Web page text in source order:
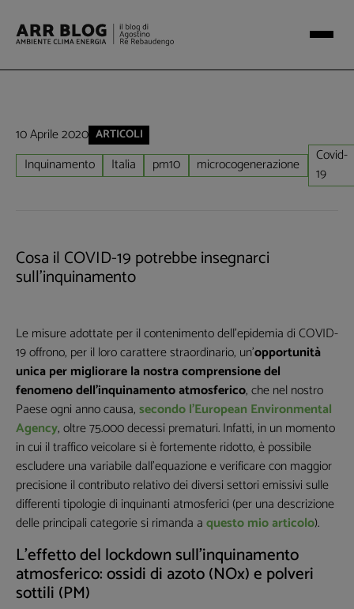
10 Aprile 2020 ARTICOLI
Inquinamento Italia pm10 microcogenerazione
Covid-
19
Cosa il COVID-19 potrebbe insegnarci
sull’inquinamento
Le misure adottate per il contenimento dell’epidemia di COVID-
19 offrono, per il loro carattere straordinario, un’opportunità
unica per migliorare la nostra comprensione del
fenomeno dell’inquinamento atmosferico, che nel nostro
Paese ogni anno causa,secondo l’European Environmental
Agency, oltre 75.000 decessi prematuri. Infatti, in un momento
in cui il traffico veicolare si è fortemente ridotto, è possibile
escludere una variabile dall'equazione e verificare con maggior
precisione il contributo relativo dei diversi settori emissivi sulle
differenti tipologie di inquinanti atmosferici (per una descrizione
delle principali categorie si rimanda aquesto mio articolo).
L’effetto del lockdown sull’inquinamento
atmosferico: ossidi di azoto (NOx) e polveri
sottili (PM)